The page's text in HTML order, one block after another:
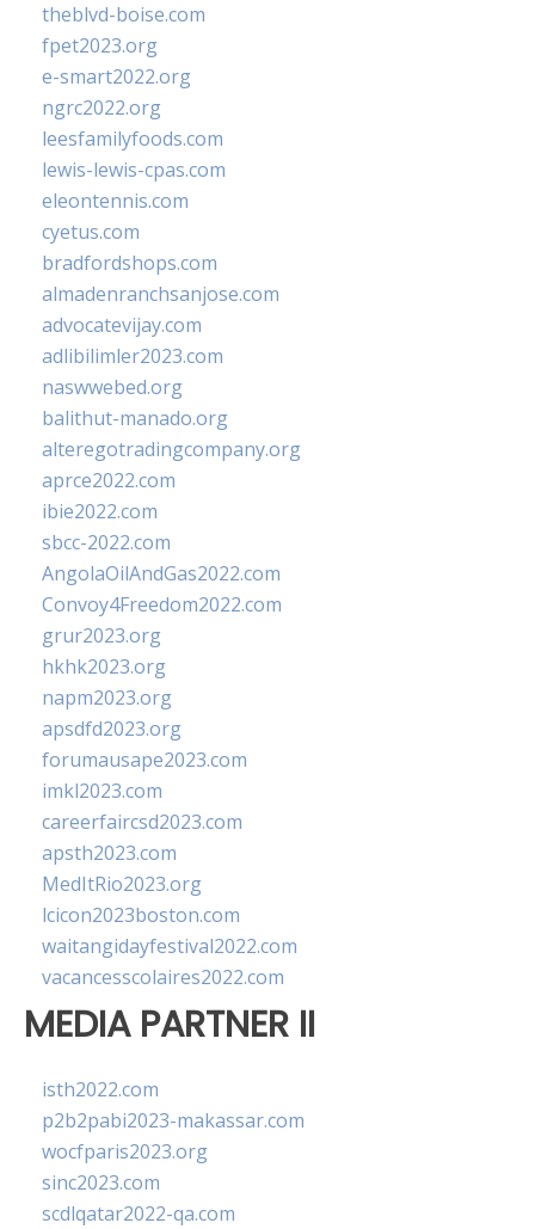
theblvd-boise.com
fpet2023.org
e-smart2022.org
ngrc2022.org
leesfamilyfoods.com
lewis-lewis-cpas.com
eleontennis.com
cyetus.com
bradfordshops.com
almadenranchsanjose.com
advocatevijay.com
adlibilimler2023.com
naswwebed.org
balithut-manado.org
alteregotradingcompany.org
aprce2022.com
ibie2022.com
sbcc-2022.com
AngolaOilAndGas2022.com
Convoy4Freedom2022.com
grur2023.org
hkhk2023.org
napm2023.org
apsdfd2023.org
forumausape2023.com
imkl2023.com
careerfaircsd2023.com
apsth2023.com
MedItRio2023.org
lcicon2023boston.com
waitangidayfestival2022.com
vacancesscolaires2022.com
MEDIA PARTNER II
isth2022.com
p2b2pabi2023-makassar.com
wocfparis2023.org
sinc2023.com
scdlqatar2022-qa.com